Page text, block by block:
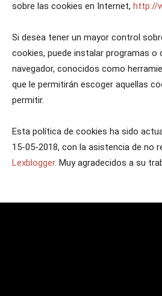
sobre las cookies en Internet, http://
Si desea tener un mayor control
cookies, puede instalar programas o
navegador, conocidos como
que le permitirán escoger aquellas
permitir.
Esta política de cookies ha sido
15-05-2018, con la asistencia de no
Lexblogger. Muy agradecidos a su